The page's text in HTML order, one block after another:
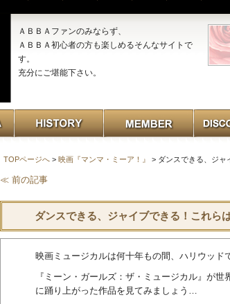
ＡＢＢＡファンのみならず、
ＡＢＢＡ初心者の方も楽しめるそんなサイトで
す。
充分にご堪能下さい。
TOPページへ > 映画『マンマ・ミーア！』 > ダンスできる、ジャ
≪ 前の記事
ダンスできる、ジャイブできる！これら
映画ミュージカルは何十年もの間、ハリウッド
『ミーン・ガールズ：ザ・ミュージカル』が
に踊り上がった作品を見てみましょう…